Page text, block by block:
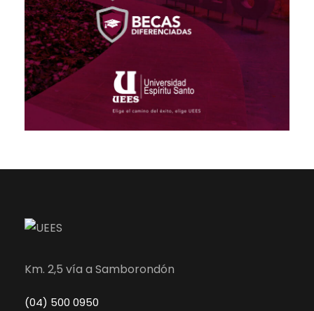
Km. 2,5 vía a Samborondón
(04) 500 0950